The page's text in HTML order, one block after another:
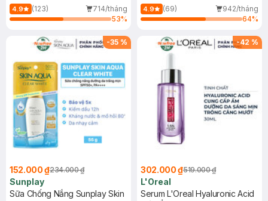
4.9 (123)
714/tháng
53%
(Mới)
4.9 (69)
942/tháng
64%
-35 %
152.000 ₫234.000 ₫
Sunplay
Sữa Chống Nắng Sunplay Skin
-42 %
302.000 ₫519.000 ₫
L'Oreal
Serum L'Oreal Hyaluronic Acid